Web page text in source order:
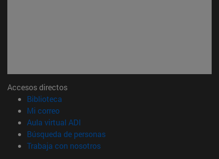
Accesos directos
Biblioteca
Mi correo(abre en nueva ventana)
Aula virtual ADI
Búsqueda de personas(abre en nueva ventana)
Trabaja con nosotros(abre en nueva ventana)